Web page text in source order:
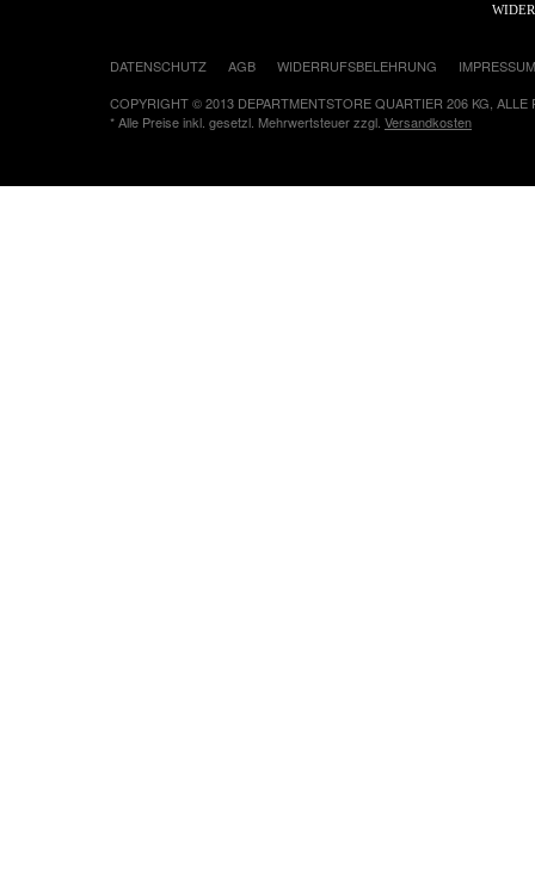
DATENSCHUTZ AGB WIDERRUFSBELEHRUNG
IMPRESSUM
COPYRIGHT © 2013 DEPARTMENTSTORE QUARTIER 206 KG, ALLE
* Alle Preise inkl. gesetzl. Mehrwertsteuer zzgl. Versandkosten